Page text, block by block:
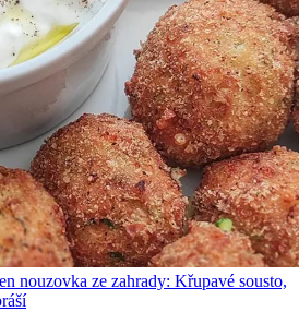
nouzovka ze zahrady: Křupavé sousto,